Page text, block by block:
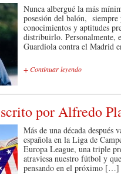
Nunca albergué la más
posesión del balón, siempre
conocimientos y aptitudes
distribuirlo. Personalmente,
Guardiola contra el Madrid
+ Continuar leyendo
por Alfredo
Más de una década
española en la Liga de
Europa League, una triple
atraviesa nuestro fútbol y
pensando en el próximo […]